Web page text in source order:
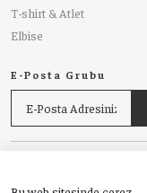
T-shirt & Atlet
Elbise
E-Posta Grubu
Mesafeli Satış Sözleşmesi